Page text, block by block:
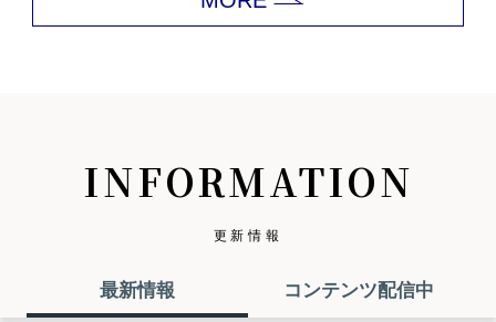
INFORMATION
更新情報
最新情報 コンテンツ配信中